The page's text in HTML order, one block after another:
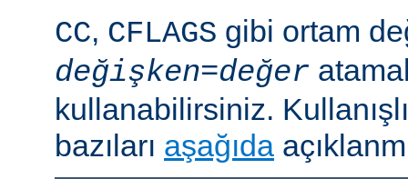
CC, CFLAGS gibi ortam
değişken=değer
kullanabilirsiniz.
bazıları aşağıda